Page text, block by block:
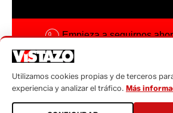
Empieza a seguirnos
Código ética
Sugerencias a:
Utilizamos cookies propias y de terceros
experiencia y analizar el tráfico. Más